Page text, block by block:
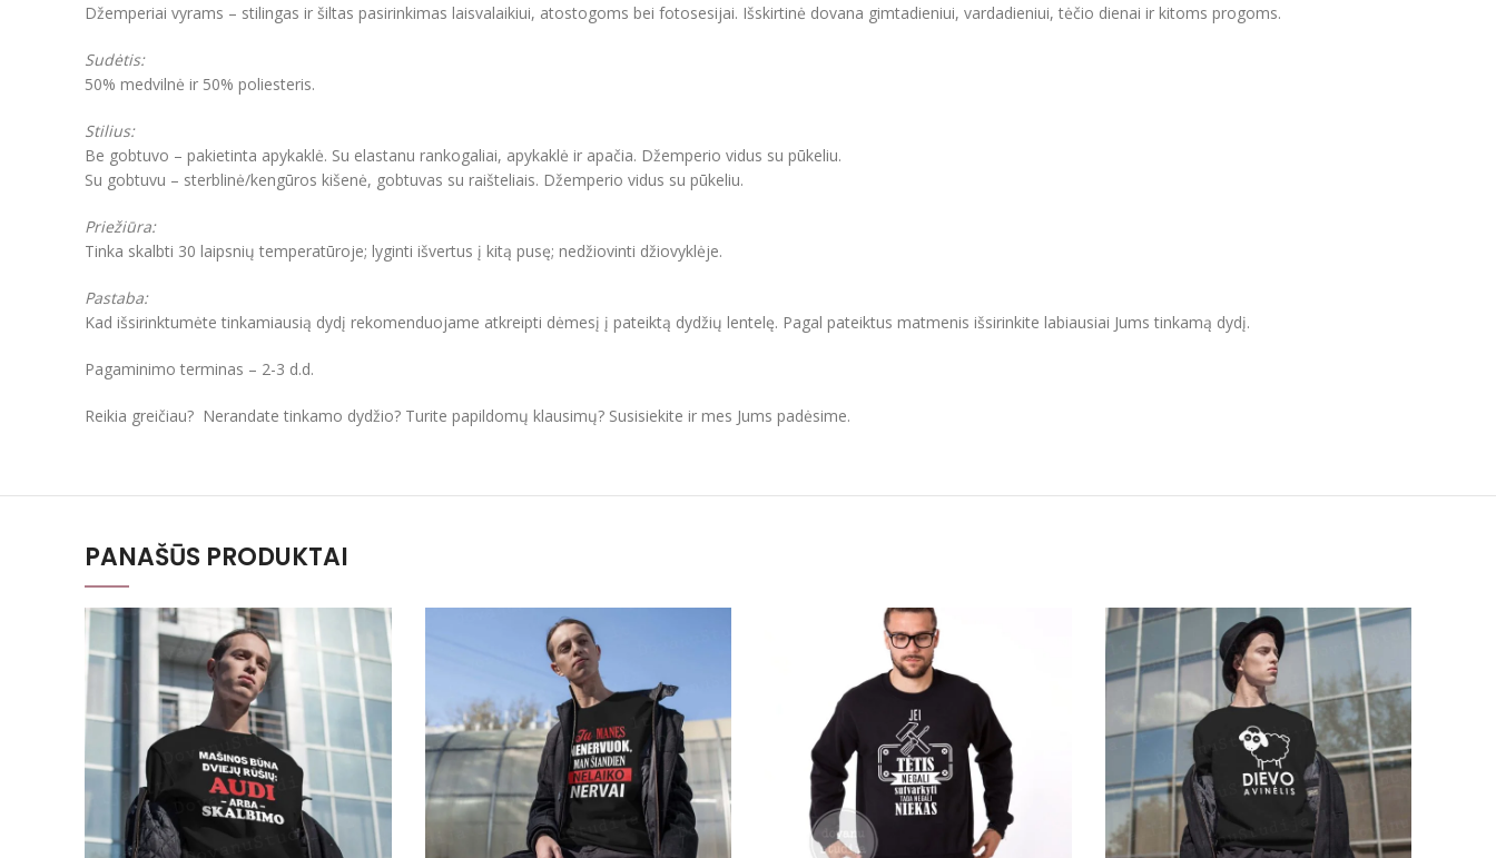
Džemperiai vyrams – stilingas ir šiltas pasirinkimas laisvalaikiui, atostogoms bei fotosesijai. Išskirtinė dovana gimtadieniui, vardadieniui, tėčio dienai ir kitoms progoms.
Sudėtis:
50% medvilnė ir 50% poliesteris.
Stilius:
Be gobtuvo – pakietinta apykaklė. Su elastanu rankogaliai, apykaklė ir apačia. Džemperio vidus su pūkeliu.
Su gobtuvu – sterblinė/kengūros kišenė, gobtuvas su raišteliais. Džemperio vidus su pūkeliu.
Priežiūra:
Tinka skalbti 30 laipsnių temperatūroje; lyginti išvertus į kitą pusę; nedžiovinti džiovyklėje.
Pastaba:
Kad išsirinktumėte tinkamiausią dydį rekomenduojame atkreipti dėmesį į pateiktą dydžių lentelę. Pagal pateiktus matmenis išsirinkite labiausiai Jums tinkamą dydį.
Pagaminimo terminas – 2-3 d.d.
Reikia greičiau? Nerandate tinkamo dydžio? Turite papildomų klausimų? Susisiekite ir mes Jums padėsime.
PANAŠŪS PRODUKTAI